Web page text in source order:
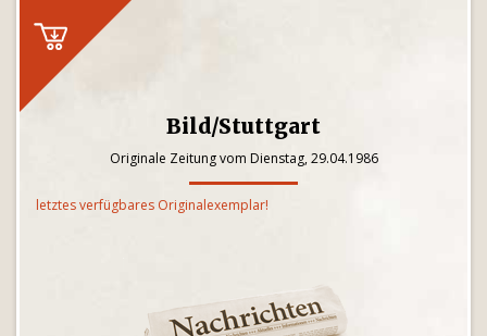
Bild/Stuttgart
Originale Zeitung vom Dienstag, 29.04.1986
letztes verfügbares Originalexemplar!